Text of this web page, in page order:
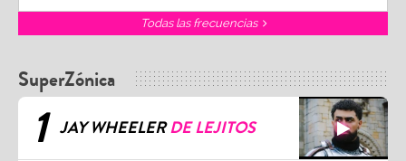
Todas las frecuencias
SuperZónica
1 JAY WHEELERDE LEJITOS